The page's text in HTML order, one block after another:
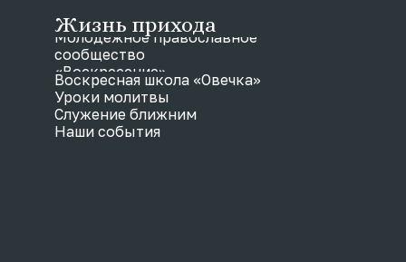
Жизнь прихода
Молодежное православное
сообщество
«Воскресение»
Воскресная школа «Овечка»
Уроки молитвы
Служение ближним
Наши события